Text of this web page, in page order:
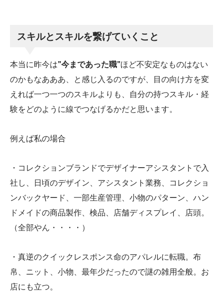
スキルとスキルを繋げていくこと
本当に昨今は”今まであった職”ほど不安定なものはない
のかもなあああ、と感じ入るのですが、目の向け方を変
えれば一つ一つのスキルよりも、自分の持つスキル・経
験をどのように線でつなげるかだと思います。
例えば私の場合
・コレクションブランドでデザイナーアシスタントで入
社し、日頃のデザイン、アシスタント業務、コレクショ
ンバックヤード、一部生産管理、小物のパターン、ハン
ドメイドの商品製作、検品、店舗ディスプレイ、店頭。
（全部やん・・・・）
・真逆のクイックレスポンス命のアパレルに転職。布
帛、ニット、小物、最年少だったので謎の雑用全般。お
店にも立つ。